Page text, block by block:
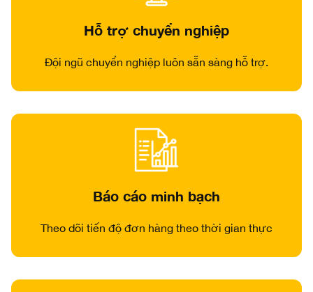
Hỗ trợ chuyển nghiệp
Đội ngũ chuyển nghiệp luôn sẵn sàng hỗ trợ.
Báo cáo minh bạch
Theo dõi tiến độ đơn hàng theo thời gian thực